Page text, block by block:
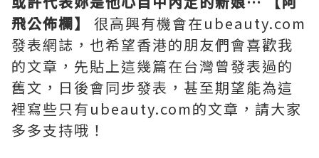
飛公佈欄】
很高興有機會在ubeauty.com
發表網誌，也希望香港的朋友們會喜歡我
的文章，先貼上這幾篇在台灣曾發表過的
舊文，日後會同步發表，甚至期望能為這
裡寫些只有ubeauty.com的文章，請大家
多多支持哦！